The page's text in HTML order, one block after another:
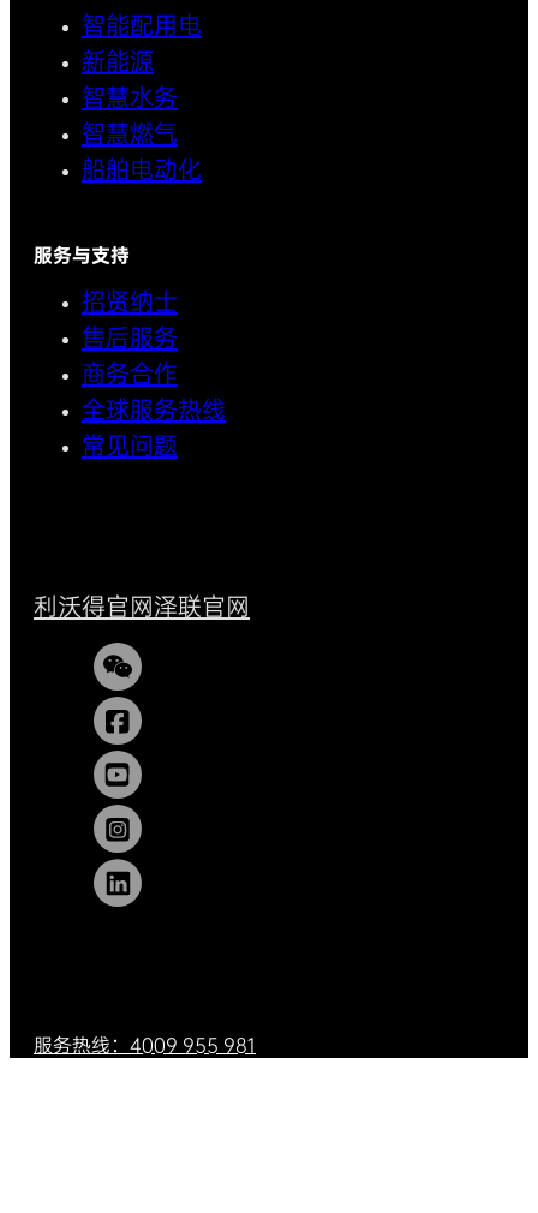
智能配用电
新能源
智慧水务
智慧燃气
船舶电动化
服务与支持
招贤纳士
售后服务
商务合作
全球服务热线
常见问题
利沃得官网泽联官网
服务热线：4009 955 981